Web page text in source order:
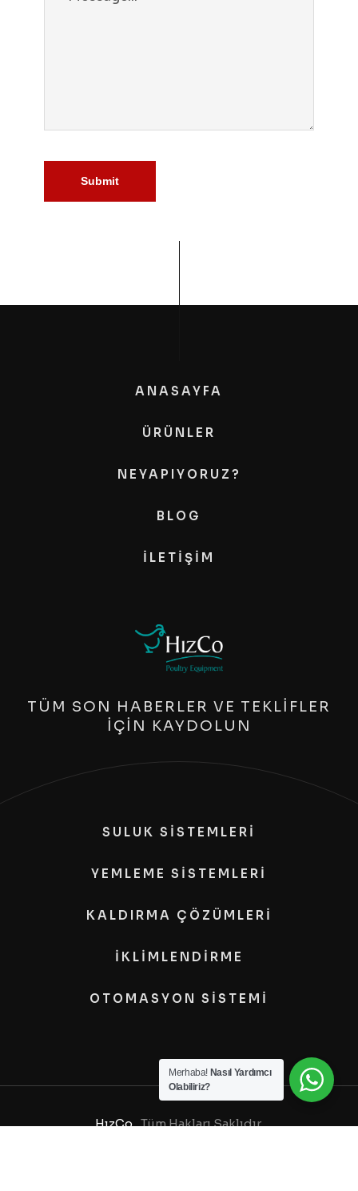
Submit
ANASAYFA
ÜRÜNLER
NEYAPIYORUZ?
BLOG
İLETIŞIM
TÜM SON HABERLER VE TEKLİFLER
İÇİN KAYDOLUN
SULUK SİSTEMLERİ
YEMLEME SİSTEMLERİ
KALDIRMA ÇÖZÜMLERİ
İKLİMLENDİRME
OTOMASYON SİSTEMİ
HızCo, Tüm Hakları Saklıdır.
Merhaba! Nasıl Yardımcı
Olabiliriz?